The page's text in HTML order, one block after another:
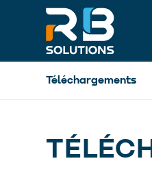
Téléchargements